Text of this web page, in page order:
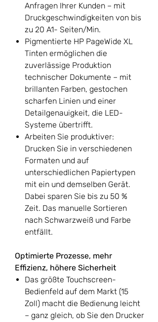
Anfragen Ihrer Kunden – mit
Druckgeschwindigkeiten von bis
zu 20 A1- Seiten/Min.
Pigmentierte HP PageWide XL
Tinten ermöglichen die
zuverlässige Produktion
technischer Dokumente – mit
brillanten Farben, gestochen
scharfen Linien und einer
Detailgenauigkeit, die LED-
Systeme übertrifft.
Arbeiten Sie produktiver:
Drucken Sie in verschiedenen
Formaten und auf
unterschiedlichen Papiertypen
mit ein und demselben Gerät.
Dabei sparen Sie bis zu 50 %
Zeit. Das manuelle Sortieren
nach Schwarzweiß und Farbe
entfällt.
Optimierte Prozesse, mehr
Effizienz, höhere Sicherheit
Das größte Touchscreen-
Bedienfeld auf dem Markt (15
Zoll) macht die Bedienung leicht
– ganz gleich, ob Sie den Drucker